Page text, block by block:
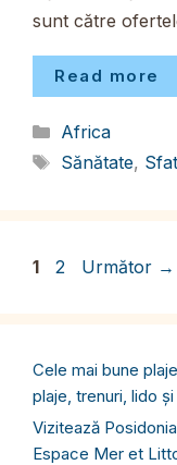
sunt către
Read more
Categorii
Africa
Etichete
Sănătate,
Pagina
1 Pagina
2 Următor →
Cele mai bune
plaje, trenuri, lido
Vizitează
Espace Mer et